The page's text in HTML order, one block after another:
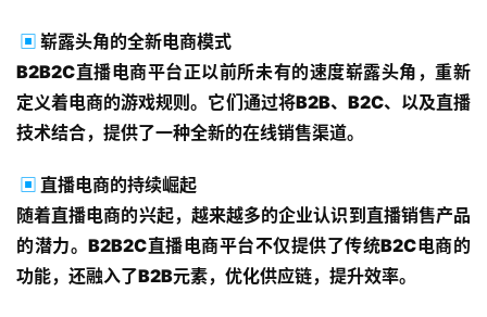
▣ 崭露头角的全新电商模式
B2B2C直播电商平台正以前所未有的速度崭露头角，重新
定义着电商的游戏规则。它们通过将B2B、B2C、以及直播
技术结合，提供了一种全新的在线销售渠道。
▣ 直播电商的持续崛起
随着直播电商的兴起，越来越多的企业认识到直播销售产品
的潜力。B2B2C直播电商平台不仅提供了传统B2C电商的
功能，还融入了B2B元素，优化供应链，提升效率。